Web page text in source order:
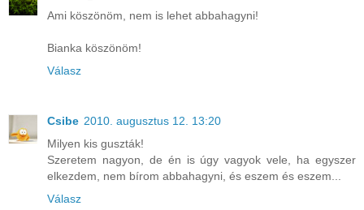
Ami köszönöm, nem is lehet abbahagyni!
Bianka köszönöm!
Válasz
Csibe 2010. augusztus 12. 13:20
Milyen kis guszták!
Szeretem nagyon, de én is úgy vagyok vele, ha egyszer
elkezdem, nem bírom abbahagyni, és eszem és eszem...
Válasz